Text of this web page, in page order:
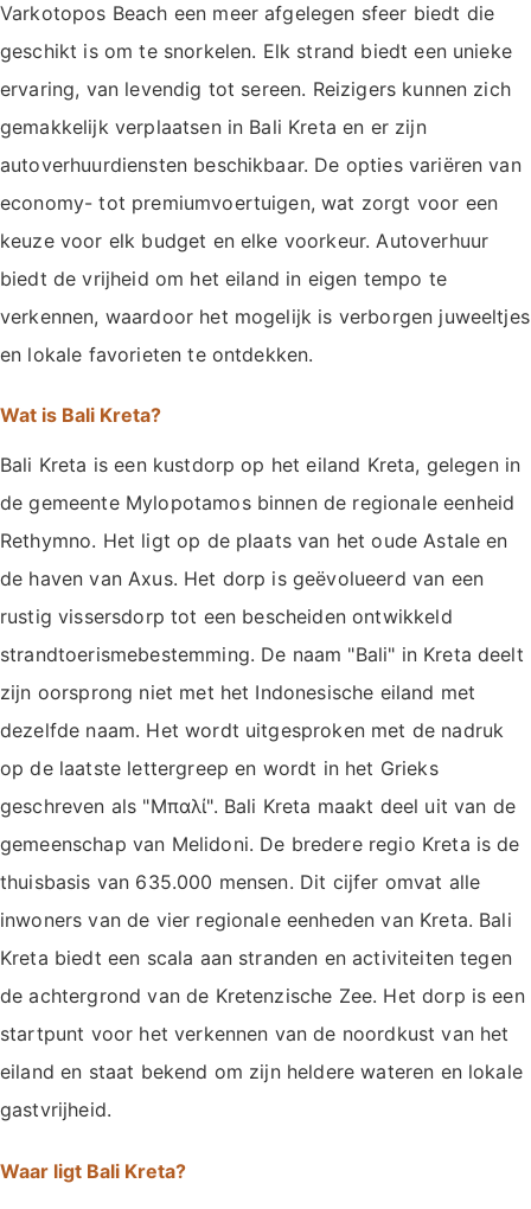
Varkotopos Beach een meer afgelegen sfeer biedt die
geschikt is om te snorkelen. Elk strand biedt een unieke
ervaring, van levendig tot sereen. Reizigers kunnen zich
gemakkelijk verplaatsen in Bali Kreta en er zijn
autoverhuurdiensten beschikbaar. De opties variëren van
economy- tot premiumvoertuigen, wat zorgt voor een
keuze voor elk budget en elke voorkeur. Autoverhuur
biedt de vrijheid om het eiland in eigen tempo te
verkennen, waardoor het mogelijk is verborgen juweeltjes
en lokale favorieten te ontdekken.
Wat is Bali Kreta?
Bali Kreta is een kustdorp op het eiland Kreta, gelegen in
de gemeente Mylopotamos binnen de regionale eenheid
Rethymno. Het ligt op de plaats van het oude Astale en
de haven van Axus. Het dorp is geëvolueerd van een
rustig vissersdorp tot een bescheiden ontwikkeld
strandtoerismebestemming. De naam "Bali" in Kreta deelt
zijn oorsprong niet met het Indonesische eiland met
dezelfde naam. Het wordt uitgesproken met de nadruk
op de laatste lettergreep en wordt in het Grieks
geschreven als "Μπαλί". Bali Kreta maakt deel uit van de
gemeenschap van Melidoni. De bredere regio Kreta is de
thuisbasis van 635.000 mensen. Dit cijfer omvat alle
inwoners van de vier regionale eenheden van Kreta. Bali
Kreta biedt een scala aan stranden en activiteiten tegen
de achtergrond van de Kretenzische Zee. Het dorp is een
startpunt voor het verkennen van de noordkust van het
eiland en staat bekend om zijn heldere wateren en lokale
gastvrijheid.
Waar ligt Bali Kreta?